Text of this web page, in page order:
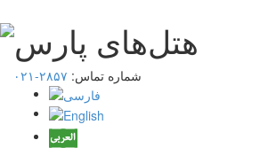
شماره تماس: ۲۸۵۷-۰۲۱